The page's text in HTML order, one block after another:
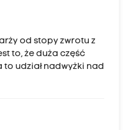
od stopy zwrotu z
to, że duża część
to udział nadwyżki nad